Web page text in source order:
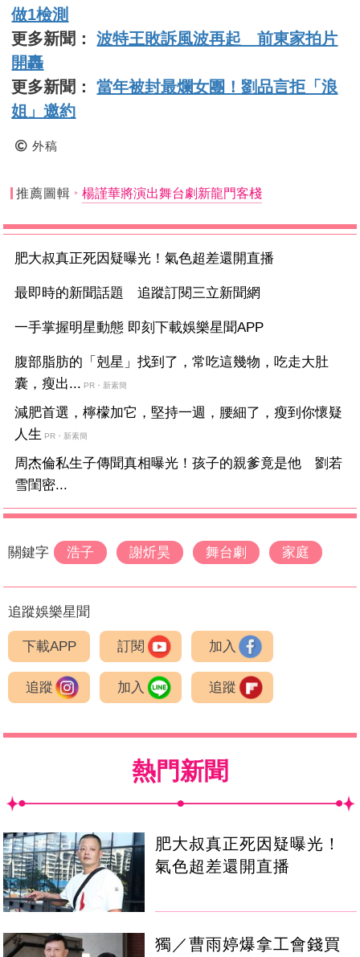
做1檢測
更多新聞：波特王敗訴風波再起 前東家拍片
開轟
更多新聞：當年被封最爛女團！劉品言拒「浪
姐」邀約
外稿
推薦圖輯 楊謹華將演出舞台劇新龍門客棧
肥大叔真正死因疑曝光！氣色超差還開直播
最即時的新聞話題 追蹤訂閱三立新聞網
一手掌握明星動態 即刻下載娛樂星聞APP
腹部脂肪的「剋星」找到了，常吃這幾物，吃走大肚
囊，瘦出... PR・新素簡
減肥首選，檸檬加它，堅持一週，腰細了，瘦到你懷疑
人生 PR・新素簡
周杰倫私生子傳聞真相曝光！孩子的親爹竟是他 劉若
雪閨密...
關鍵字 浩子 謝炘昊 舞台劇 家庭
追蹤娛樂星聞
下載APP 訂閱 加入
追蹤 加入 追蹤
熱門新聞
肥大叔真正死因疑曝光！
氣色超差還開直播
獨／曹雨婷爆拿工會錢買